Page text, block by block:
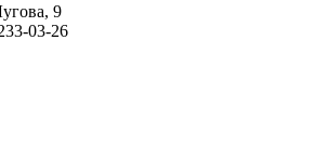
9
03-26